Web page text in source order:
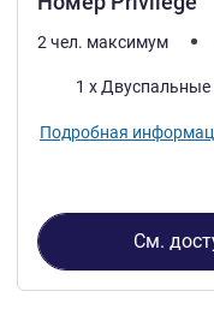
2 чел. максимум
Постель1 x Двуспальные
Подробная
См.